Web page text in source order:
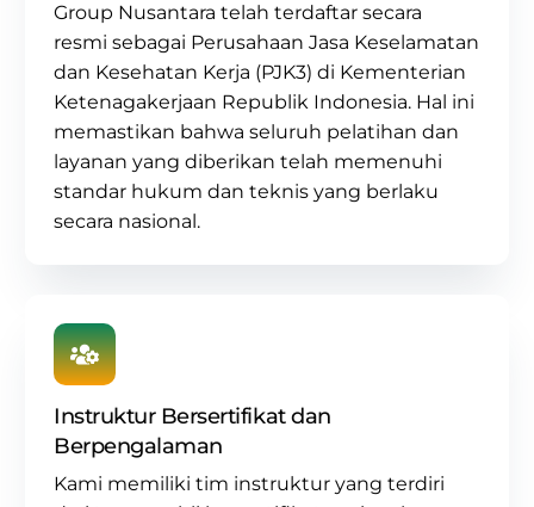
Group Nusantara telah terdaftar secara
resmi sebagai Perusahaan Jasa Keselamatan
dan Kesehatan Kerja (PJK3) di Kementerian
Ketenagakerjaan Republik Indonesia. Hal ini
memastikan bahwa seluruh pelatihan dan
layanan yang diberikan telah memenuhi
standar hukum dan teknis yang berlaku
secara nasional.
Instruktur Bersertifikat dan
Berpengalaman
Kami memiliki tim instruktur yang terdiri